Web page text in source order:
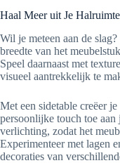
Haal Meer uit Je Halruimte
Wil je meteen aan de
breedte van het
Speel daarnaast met
visueel aantrekkelijk te
Met een sidetable creëer
persoonlijke touch toe
verlichting, zodat het
Experimenteer met lagen
decoraties van